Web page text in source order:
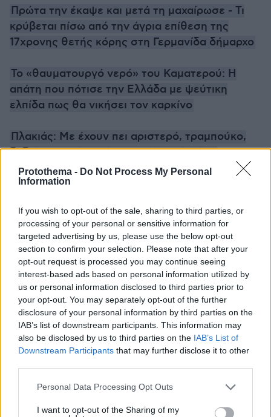
Protothema - Do Not Process My Personal
Information
If you wish to opt-out of the sale, sharing to third parties, or
processing of your personal or sensitive information for
targeted advertising by us, please use the below opt-out
section to confirm your selection. Please note that after your
opt-out request is processed you may continue seeing
interest-based ads based on personal information utilized by
us or personal information disclosed to third parties prior to
your opt-out. You may separately opt-out of the further
disclosure of your personal information by third parties on the
IAB’s list of downstream participants. This information may
also be disclosed by us to third parties on the IAB’s List of
Downstream Participants that may further disclose it to other
Please note that this website/app uses one or more Google
not limited to your visit or usage behaviour. You may click to
Personal Data Processing Opt Outs
I want to opt-out of the Sharing of my
Πρώτα την έκαψε και μετά τη μαχαίρωσε - Τι
κρύβεται πίσω από την άγρια επίθεση της
17χρονης θετής κόρης στη Γερμανίδα δήμαρχο
Το «θαυματουργό νερό» του Καματερού: Η
απάτη που πότισε την Ελλάδα με ψεύτικη
ελπίδα πως θα νικήσει τον καρκίνο
Πλακιάς: Με έχουν πει αριστερό, τραμπούκο,
δεξιό - Δεν είμαι τίποτα από αυτά, είμαι
πατέρας που έχασα 2 παιδιά
Σχετικά Άρθρα
Ακολουθήστε τοprotothema.gr στο Google News
και μάθετε πρώτοι όλες τις ειδήσεις
Δείτε όλες τις τελευταίεςΕιδήσεις από την Ελλάδα
και τον Κόσμο, τη στιγμή που συμβαίνουν, στο
Protothema.gr